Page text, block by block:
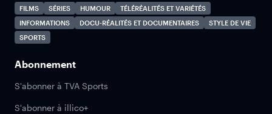
FILMS SÉRIES HUMOUR
TÉLÉRÉALITÉS ET VARIÉTÉS
INFORMATIONS
DOCU-RÉALITÉS ET DOCUMENTAIRES
STYLE DE VIE
SPORTS
Abonnement
S'abonner à TVA Sports
S'abonner à illico+